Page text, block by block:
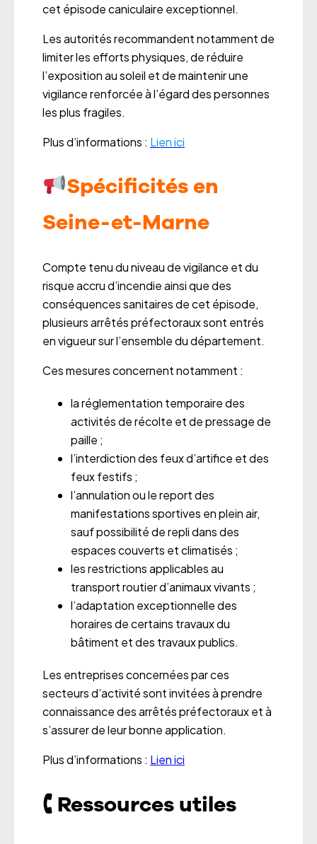
cet épisode caniculaire exceptionnel.
Les autorités recommandent notamment de
limiter les efforts physiques, de réduire
l’exposition au soleil et de maintenir une
vigilance renforcée à l’égard des personnes
les plus fragiles.
Plus d’informations : Lien ici
Spécificités en
Seine-et-Marne
Compte tenu du niveau de vigilance et du
risque accru d’incendie ainsi que des
conséquences sanitaires de cet épisode,
plusieurs arrêtés préfectoraux sont entrés
en vigueur sur l’ensemble du département.
Ces mesures concernent notamment :
la réglementation temporaire des
activités de récolte et de pressage de
paille ;
l’interdiction des feux d’artifice et des
feux festifs ;
l’annulation ou le report des
manifestations sportives en plein air,
sauf possibilité de repli dans des
espaces couverts et climatisés ;
les restrictions applicables au
transport routier d’animaux vivants ;
l’adaptation exceptionnelle des
horaires de certains travaux du
bâtiment et des travaux publics.
Les entreprises concernées par ces
secteurs d’activité sont invitées à prendre
connaissance des arrêtés préfectoraux et à
s’assurer de leur bonne application.
Plus d’informations : Lien ici
🕻 Ressources utiles